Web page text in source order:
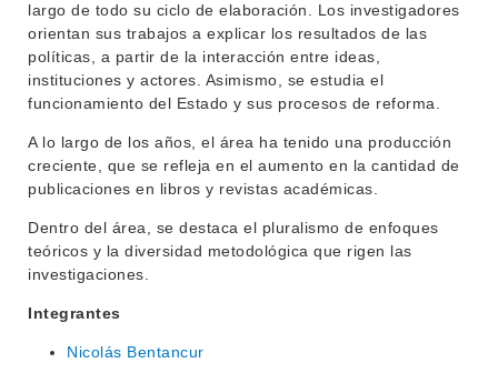
largo de todo su ciclo de elaboración. Los investigadores
orientan sus trabajos a explicar los resultados de las
políticas, a partir de la interacción entre ideas,
instituciones y actores. Asimismo, se estudia el
funcionamiento del Estado y sus procesos de reforma.
A lo largo de los años, el área ha tenido una producción
creciente, que se refleja en el aumento en la cantidad de
publicaciones en libros y revistas académicas.
Dentro del área, se destaca el pluralismo de enfoques
teóricos y la diversidad metodológica que rigen las
investigaciones.
Integrantes
Nicolás Bentancur